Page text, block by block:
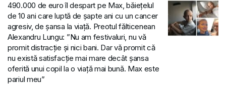
490.000 de euro îl despart pe Max, băiețelul
de 10 ani care luptă de șapte ani cu un cancer
agresiv, de șansa la viață. Preotul fălticenean
Alexandru Lungu: ”Nu am festivaluri, nu vă
promit distracție și nici bani. Dar vă promit că
nu există satisfacție mai mare decât șansa
oferită unui copil la o viață mai bună. Max este
pariul meu”